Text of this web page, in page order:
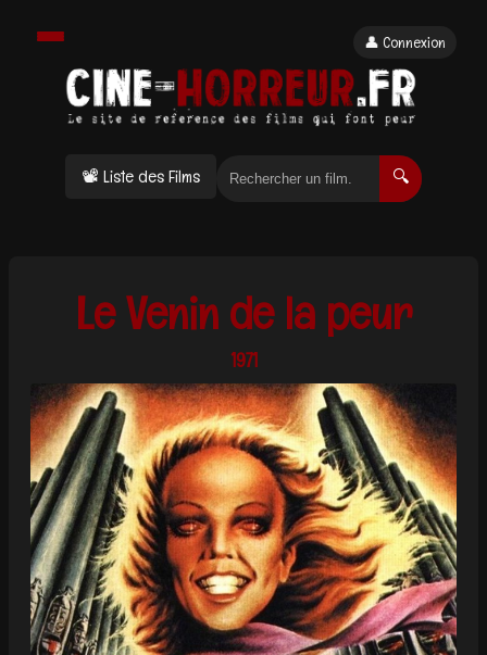
📽 Liste des Films 🔍
👤 Connexion
Le Venin de la peur
1971